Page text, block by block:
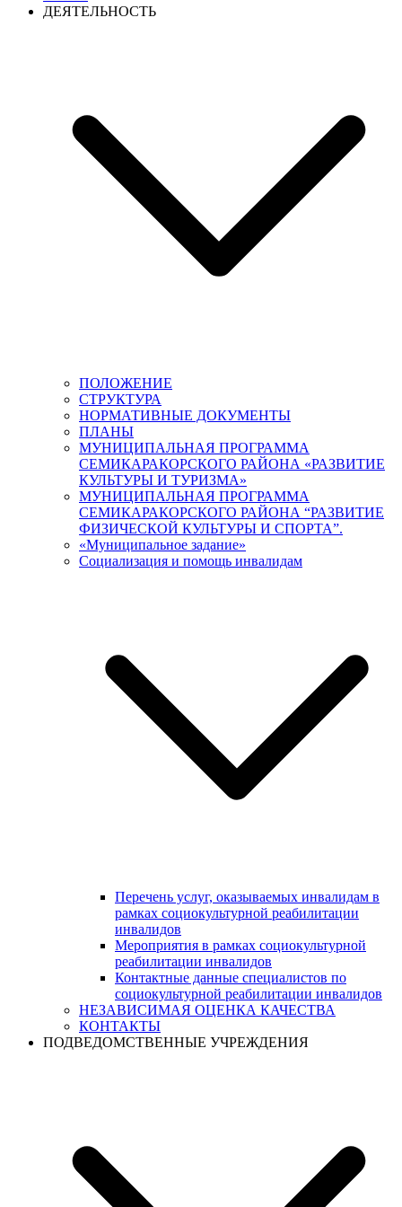
ДЕЯТЕЛЬНОСТЬ
ПОЛОЖЕНИЕ
СТРУКТУРА
НОРМАТИВНЫЕ ДОКУМЕНТЫ
ПЛАНЫ
МУНИЦИПАЛЬНАЯ ПРОГРАММА
СЕМИКАРАКОРСКОГО РАЙОНА «РАЗВИТИЕ
КУЛЬТУРЫ И ТУРИЗМА»
МУНИЦИПАЛЬНАЯ ПРОГРАММА
СЕМИКАРАКОРСКОГО РАЙОНА “РАЗВИТИЕ
ФИЗИЧЕСКОЙ КУЛЬТУРЫ И СПОРТА”.
«Муниципальное задание»
Социализация и помощь инвалидам
Перечень услуг, оказываемых инвалидам в
рамках социокультурной реабилитации
инвалидов
Мероприятия в рамках социокультурной
реабилитации инвалидов
Контактные данные специалистов по
социокультурной реабилитации инвалидов
НЕЗАВИСИМАЯ ОЦЕНКА КАЧЕСТВА
КОНТАКТЫ
ПОДВЕДОМСТВЕННЫЕ УЧРЕЖДЕНИЯ